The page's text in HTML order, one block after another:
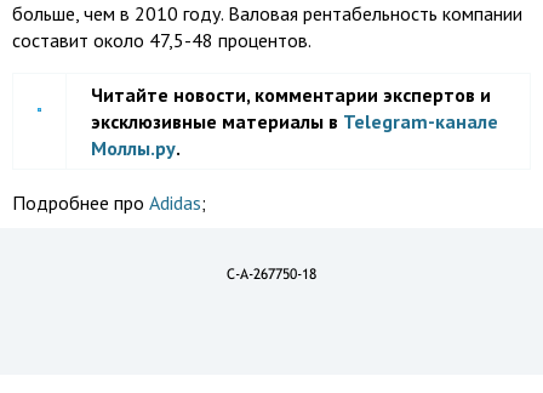
больше, чем в 2010 году. Валовая рентабельность компании
составит около 47,5-48 процентов.
Читайте новости, комментарии экспертов и
эксклюзивные материалы в Telegram-канале
Моллы.ру.
Подробнее про Adidas;
C-A-267750-18